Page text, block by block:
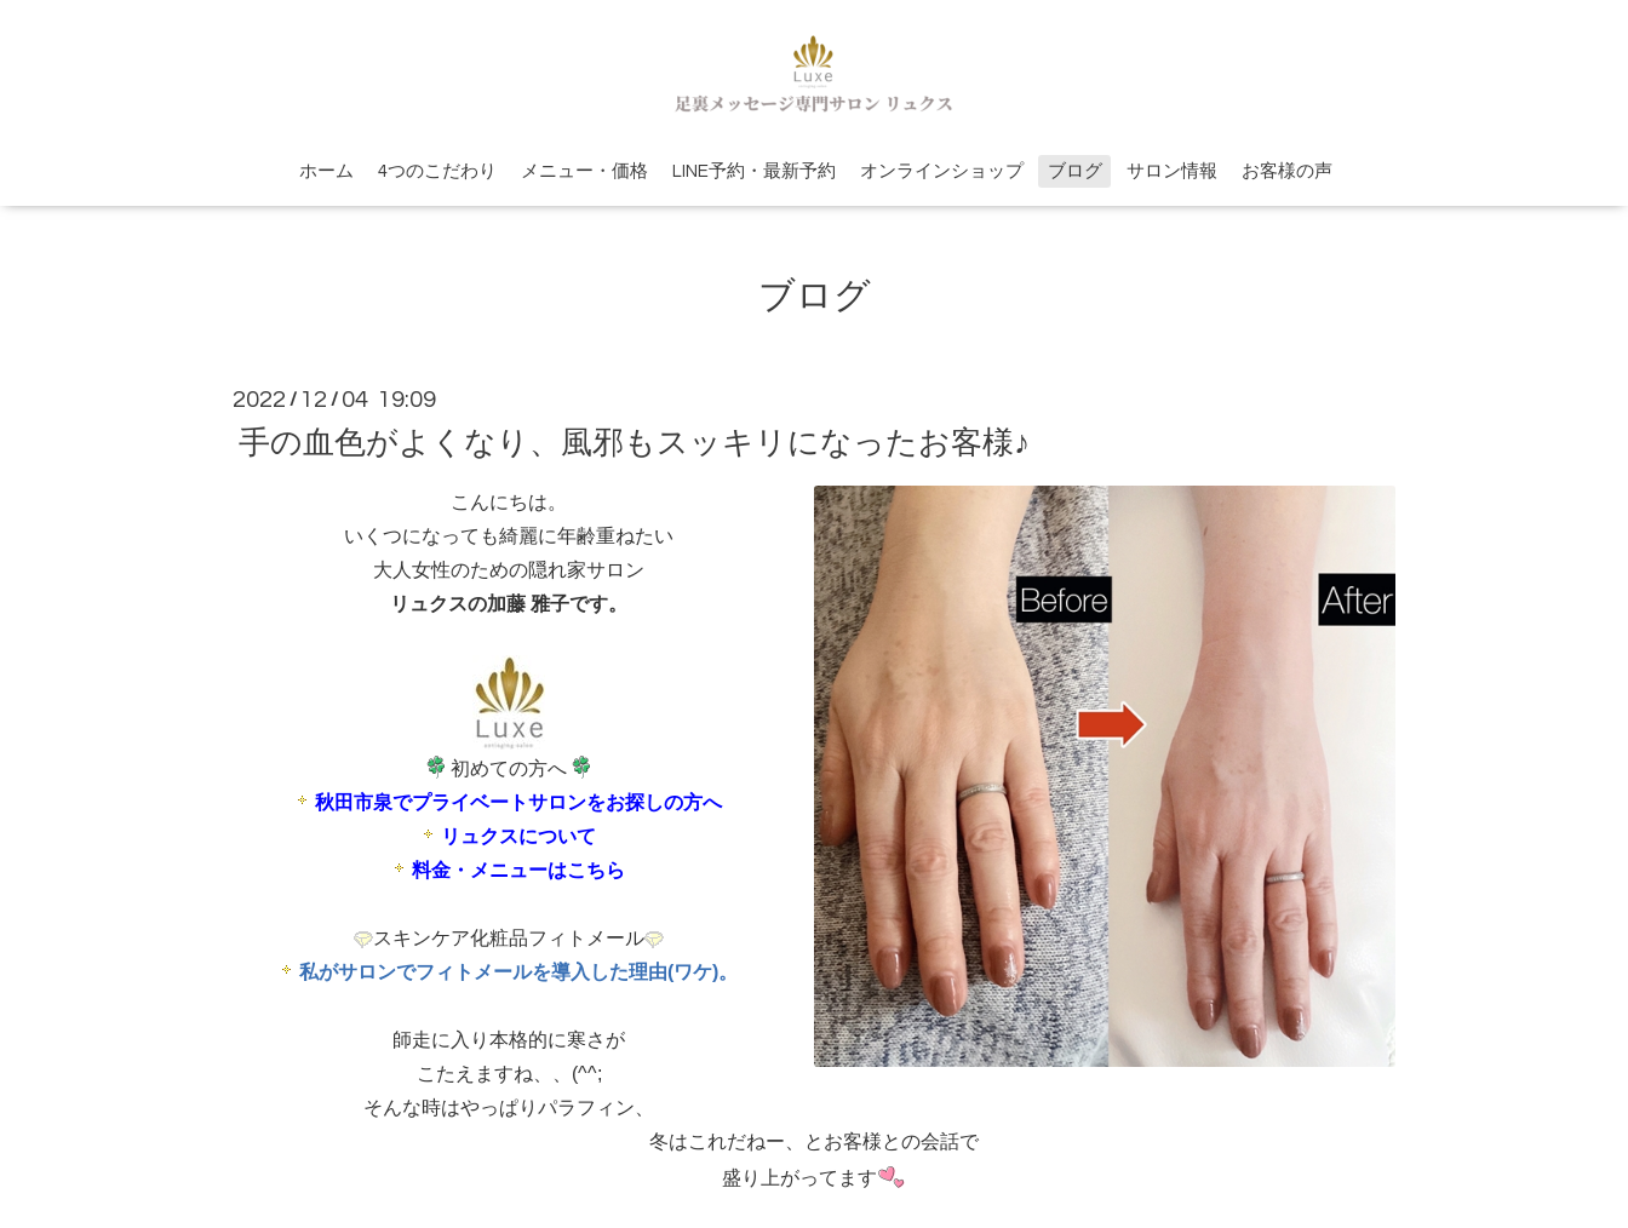
ホーム 4つのこだわり メニュー・価格 LINE予約・最新予約 オンラインショップ ブログ サロン情報 お客様の声
ブログ
2022 / 12 / 04 19:09
手の血色がよくなり、風邪もスッキリになったお客様♪
こんにちは。
いくつになっても綺麗に年齢重ねたい
大人女性のための隠れ家サロン
リュクスの加藤 雅子です。
初めての方へ
秋田市泉でプライベートサロンをお探しの方へ
リュクスについて
料金・メニューはこちら
スキンケア化粧品フィトメール
私がサロンでフィトメールを導入した理由(ワケ)。
師走に入り本格的に寒さが
こたえますね、、(^^;
そんな時はやっぱりパラフィン、
冬はこれだねー、とお客様との会話で
盛り上がってます